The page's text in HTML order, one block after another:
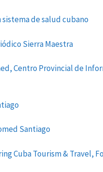
de salud cubano
Sierra Maestra
Centro Provincial de
Santiago
Cuba Tourism & Travel,